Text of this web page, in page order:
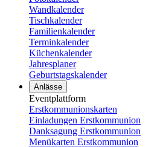
Wandkalender
Tischkalender
Familienkalender
Terminkalender
Küchenkalender
Jahresplaner
Geburtstagskalender
Anlässe
Eventplattform
Erstkommunionskarten
Einladungen Erstkommunion
Danksagung Erstkommunion
Menükarten Erstkommunion